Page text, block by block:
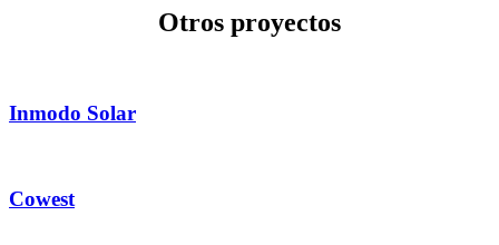
Otros proyectos
Inmodo Solar
Cowest